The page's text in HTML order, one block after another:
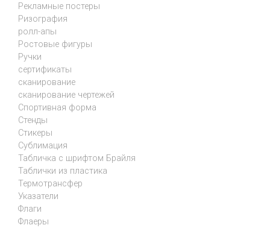
Рекламные постеры
Ризография
ролл-апы
Ростовые фигуры
Ручки
сертификаты
сканирование
сканирование чертежей
Спортивная форма
Стенды
Стикеры
Сублимация
Табличка с шрифтом Брайля
Таблички из пластика
Термотрансфер
Указатели
Флаги
Флаеры